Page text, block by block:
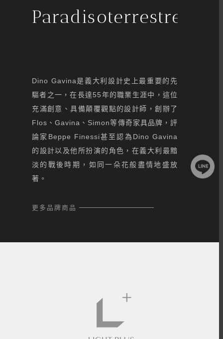
Paradisoterrestre
Dino Gavina是義大利設計史上最重要的先
驅者之一，在長達55年的職業生涯中，這位
充滿創意、具備顛覆觀點的設計師，創辦了
Flos、Gavina、Simon等傳奇家具品牌，評
論家Beppe Finessi甚至認為Dino Gavina
的設計以及他所扮演的角色，在義大利最黯
淡的戰後時期，如同一朵花般盡情地盛放
著。
更多品牌商品